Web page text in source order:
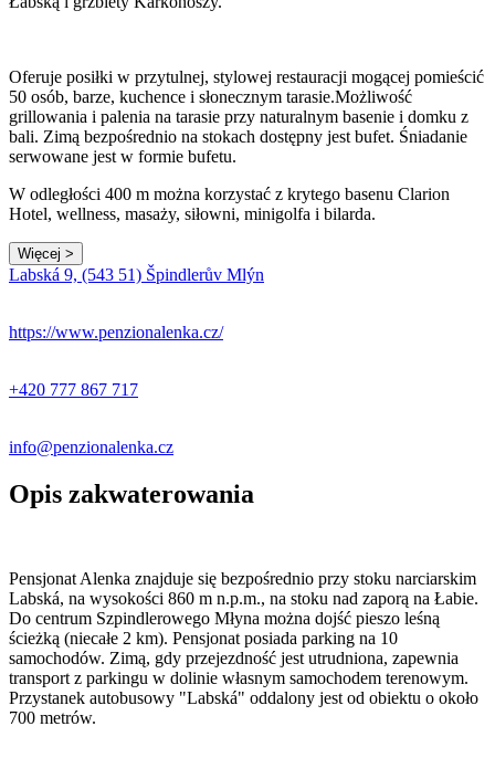
Oferuje posiłki w przytulnej, stylowej restauracji mogącej pomieścić
50 osób, barze, kuchence i słonecznym tarasie.Możliwość
grillowania i palenia na tarasie przy naturalnym basenie i domku z
bali. Zimą bezpośrednio na stokach dostępny jest bufet. Śniadanie
serwowane jest w formie bufetu.
W odległości 400 m można korzystać z krytego basenu Clarion
Hotel, wellness, masaży, siłowni, minigolfa i bilarda.
Więcej >
Labská 9, (543 51) Špindlerův Mlýn
https://www.penzionalenka.cz/
+420 777 867 717
info@penzionalenka.cz
Opis zakwaterowania
Pensjonat Alenka znajduje się bezpośrednio przy stoku narciarskim
Labská, na wysokości 860 m n.p.m., na stoku nad zaporą na Łabie.
Do centrum Szpindlerowego Młyna można dojść pieszo leśną
ścieżką (niecałe 2 km). Pensjonat posiada parking na 10
samochodów. Zimą, gdy przejezdność jest utrudniona, zapewnia
transport z parkingu w dolinie własnym samochodem terenowym.
Przystanek autobusowy "Labská" oddalony jest od obiektu o około
700 metrów.